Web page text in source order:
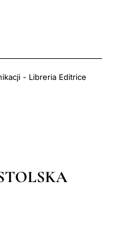
- Libreria Editrice